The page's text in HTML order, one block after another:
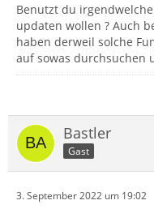
Benutzt du
updaten wollen ? Auch
haben derweil solche
auf sowas durchsuchen
Bastler
Gast
3. September 2022 um 19:02